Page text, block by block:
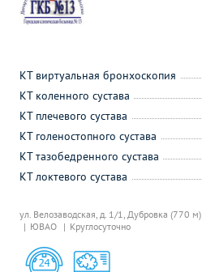
ул. Велозаводская, д. 1/1, Дубровка (770 м)
ЮВАО
Круглосуточно
КТ виртуальная бронхоскопия
КТ коленного сустава
КТ плечевого сустава
КТ голеностопного сустава
КТ тазобедренного сустава
КТ локтевого сустава